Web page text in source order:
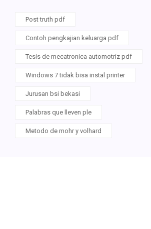
Post truth pdf
Contoh pengkajian keluarga pdf
Tesis de mecatronica automotriz pdf
Windows 7 tidak bisa instal printer
Jurusan bsi bekasi
Palabras que lleven ple
Metodo de mohr y volhard